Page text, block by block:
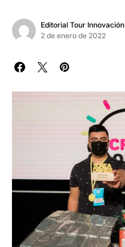
Editorial Tour Innovación
2 de enero de 2022